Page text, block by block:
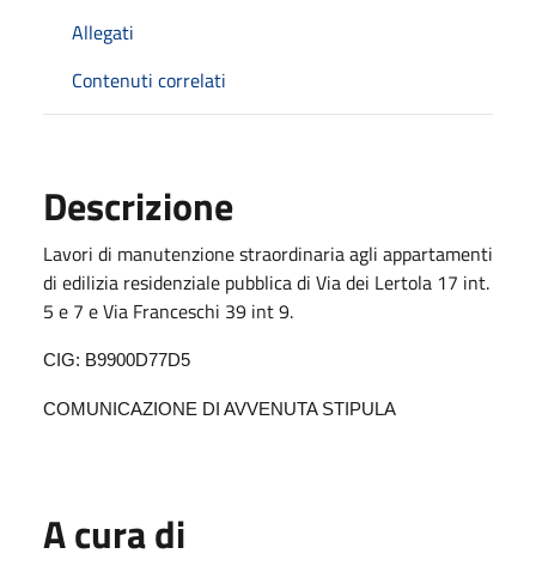
Allegati
Contenuti correlati
Descrizione
Lavori di manutenzione straordinaria agli appartamenti
di edilizia residenziale pubblica di Via dei Lertola 17 int.
5 e 7 e Via Franceschi 39 int 9.
CIG: B9900D77D5
COMUNICAZIONE DI AVVENUTA STIPULA
A cura di